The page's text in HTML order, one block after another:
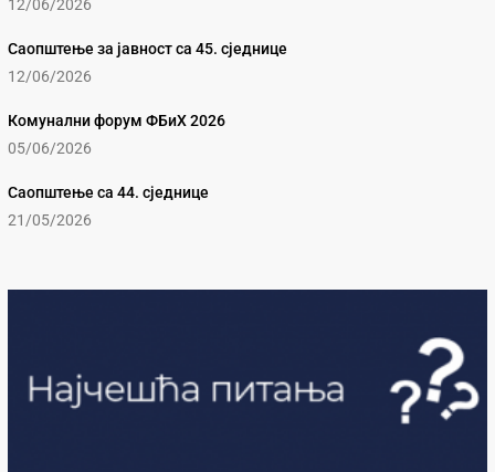
12/06/2026
Саопштење за јавност са 45. сједнице
12/06/2026
Комунални форум ФБиХ 2026
05/06/2026
Саопштење са 44. сједнице
21/05/2026